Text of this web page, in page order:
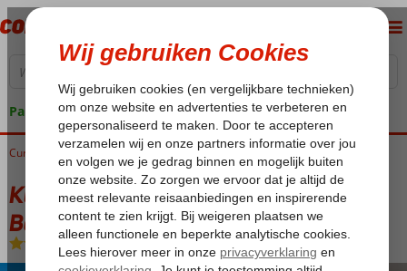
Pakketgarantie
Home
Curaçao Sint Willibrordus Kunuku Aqua Resort Muziekreis De Bevers
Kunuku Aqua Resort Muziekreis De
Bevers
All Inclusive-Appartement